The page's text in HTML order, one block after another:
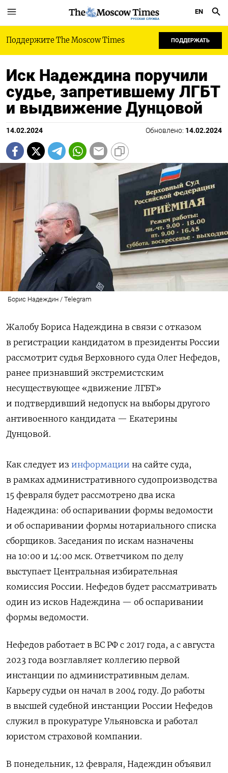
РУССКАЯ СЛУЖБА
EN
Поддержите The Moscow Times ПОДДЕРЖАТЬ
Иск Надеждина поручили
судье, запретившему ЛГБТ
и выдвижение Дунцовой
14.02.2024 Обновлено: 14.02.2024
Борис Надеждин / Telegram
Жалобу Бориса Надеждина в связи с отказом
в регистрации кандидатом в президенты России
рассмотрит судья Верховного суда Олег Нефедов,
ранее признавший экстремистским
несуществующее «движение ЛГБТ»
и подтвердивший недопуск на выборы другого
антивоенного кандидата — Екатерины
Дунцовой.
Как следует из информации на сайте суда,
в рамках административного судопроизводства
15 февраля будет рассмотрено два иска
Надеждина: об оспаривании формы ведомости
и об оспаривании формы нотариального списка
сборщиков. Заседания по искам назначены
на 10:00 и 14:00 мск. Ответчиком по делу
выступает Центральная избирательная
комиссия России. Нефедов будет рассматривать
один из исков Надеждина — об оспаривании
формы ведомости.
Нефедов работает в ВС РФ с 2017 года, а с августа
2023 года возглавляет коллегию первой
инстанции по административным делам.
Карьеру судьи он начал в 2004 году. До работы
в высшей судебной инстанции России Нефедов
служил в прокуратуре Ульяновска и работал
юристом страховой компании.
В понедельник, 12 февраля, Надеждин объявил